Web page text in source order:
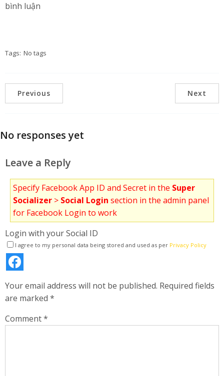
bình luận
Tags: No tags
Previous Next
No responses yet
Leave a Reply
Specify Facebook App ID and Secret in the Super
Socializer > Social Login section in the admin panel
for Facebook Login to work
Login with your Social ID
I agree to my personal data being stored and used as per Privacy Policy
Your email address will not be published. Required fields
are marked *
Comment*